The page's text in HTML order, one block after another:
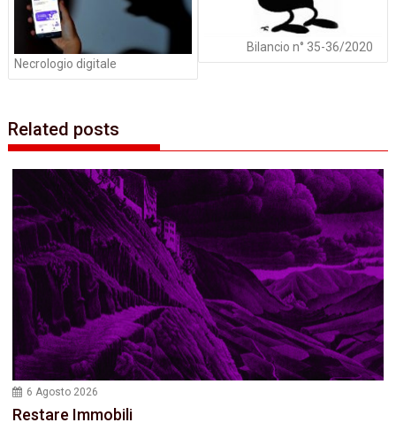
Necrologio digitale
Bilancio n° 35-36/2020
Related posts
6 Agosto 2026
Restare Immobili